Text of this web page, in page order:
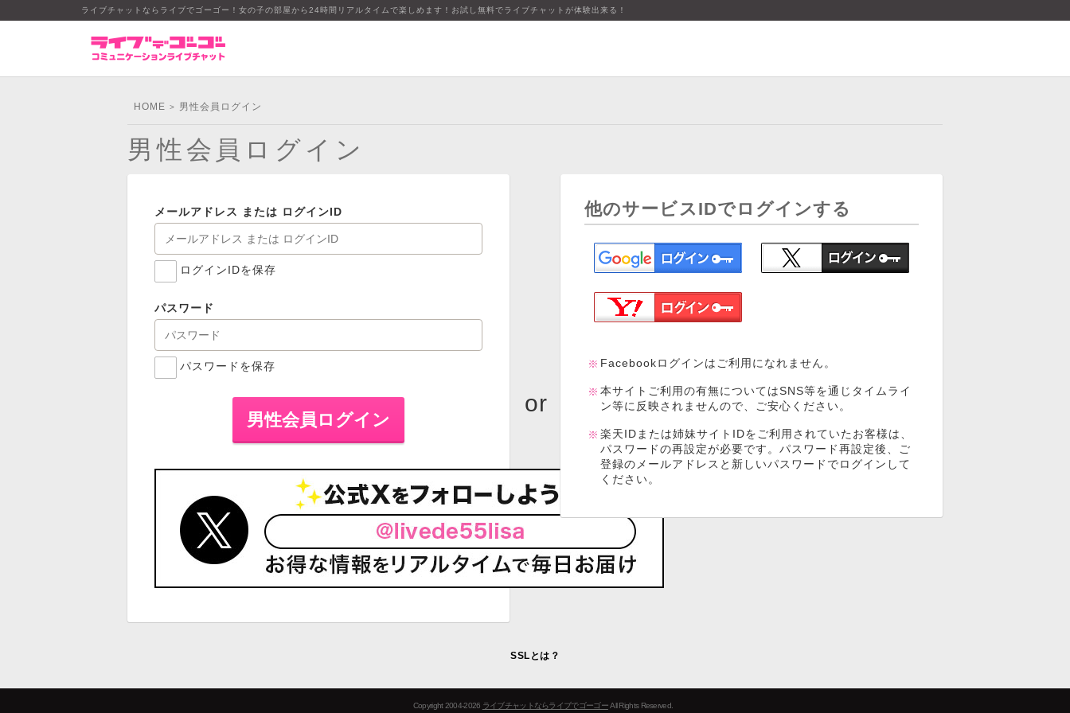
ライブチャットならライブでゴーゴー！女の子の部屋から24時間リアルタイムで楽しめます！お試し無料でライブチャットが体験出来る！
HOME > 男性会員ログイン
男性会員ログイン
メールアドレス または ログインID
ログインIDを保存
パスワード
パスワードを保存
他のサービスIDでログインする
Facebookログインはご利用になれません。
本サイトご利用の有無についてはSNS等を通じタイムライ
ン等に反映されませんので、ご安心ください。
楽天IDまたは姉妹サイトIDをご利用されていたお客様は、
パスワードの再設定が必要です。パスワード再設定後、ご
登録のメールアドレスと新しいパスワードでログインして
ください。
SSLとは？
Copyright 2004-2026 ライブチャットならライブでゴーゴーAll Rights Reserved.